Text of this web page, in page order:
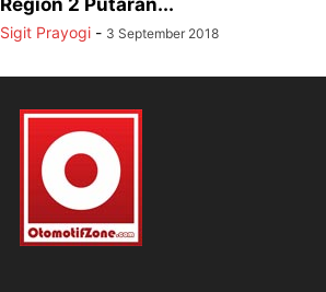
Region 2 Putaran...
Sigit Prayogi - 3 September 2018